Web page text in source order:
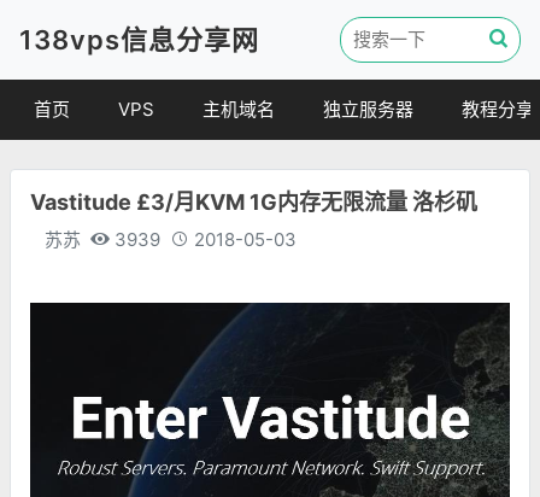
138vps信息分享网
首页 VPS
便宜VPS
VPS评测
主机域名
虚拟主机
独立服务器 教程分享
建站教程
Vastitude £3/月KVM 1G内存无限流量 洛杉矶
苏苏 3939 2018-05-03